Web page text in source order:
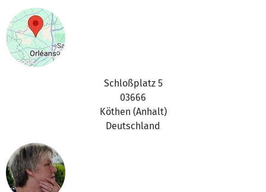
Schloßplatz 5
03666
Köthen (Anhalt)
Deutschland